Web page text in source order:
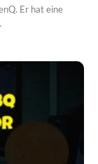
Er hat eine